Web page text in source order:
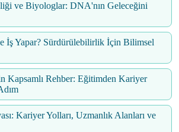
ve Biyologlar: DNA'nın Geleceğini
İş Yapar? Sürdürülebilirlik İçin Bilimsel
Kapsamlı Rehber: Eğitimden Kariyer
Kariyer Yolları, Uzmanlık Alanları ve